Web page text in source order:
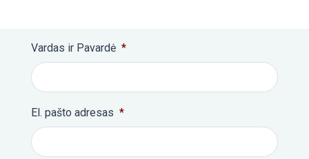
Vardas ir Pavardė *
El. pašto adresas *